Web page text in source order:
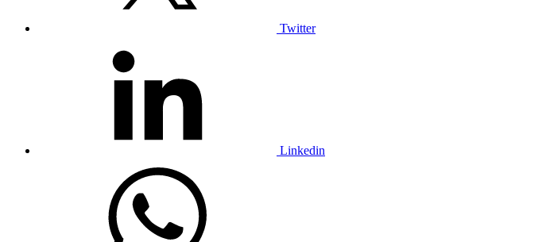
Twitter
Linkedin